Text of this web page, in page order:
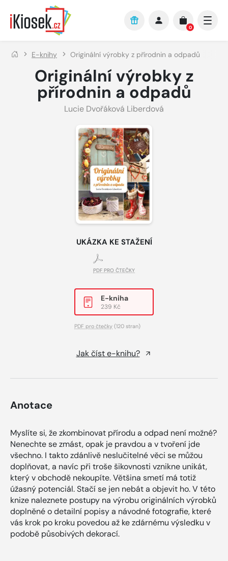
Přejít na hlavní obsah
0
E-knihy Originální výrobky z přírodnin a odpadů
Originální výrobky z
přírodnin a odpadů
Lucie Dvořáková Liberdová
UKÁZKA KE STAŽENÍ
PDF PRO ČTEČKY
E-kniha
239 Kč
PDF pro čtečky (120 stran)
Jak číst e-knihu?
Anotace
Myslíte si, že zkombinovat přírodu a odpad není možné?
Nenechte se zmást, opak je pravdou a v tvoření jde
všechno. I takto zdánlivě neslučitelné věci se můžou
doplňovat, a navíc při troše šikovnosti vznikne unikát,
který v obchodě nekoupíte. Většina smetí má totiž
úžasný potenciál. Stačí se jen nebát a objevit ho. V této
knize naleznete postupy na výrobu originálních výrobků
doplněné o detailní popisy a návodné fotografie, které
vás krok po kroku povedou až ke zdárnému výsledku v
podobě působivých dekorací.